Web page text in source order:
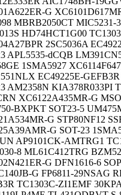
G
MBRB2050CT
HD74HCT1G00
2SC5036A
APL5535-dCQB
1SMA5927
EC49225E-
AM2358N KIA378R033PI
XC6122A435MR-G
BXPKT SOT23-5
G STP80NF12
G SOT-23
AP9101CK-AMTRG1
8 ML61C412TRG
G DFN1616-6
G FP6811-29NSAG
TC1303C-ZI1EMF